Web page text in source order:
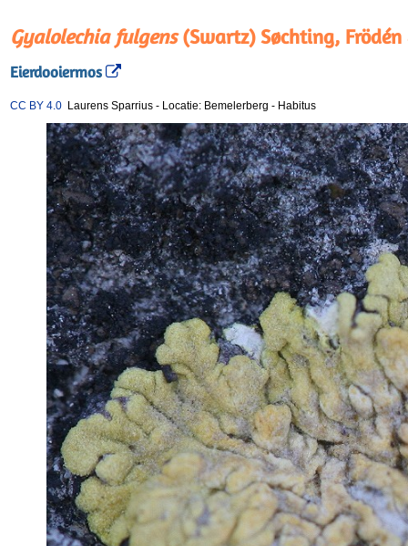
Gyalolechia fulgens(Swartz) Søchting, Frödén
Eierdooiermos
CC BY 4.0 Laurens Sparrius - Locatie: Bemelerberg - Habitus